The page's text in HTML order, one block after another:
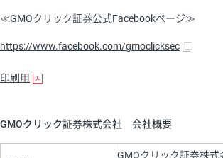
≪GMOクリック証券公式Facebookページ≫
https://www.facebook.com/gmoclicksec
印刷用
GMOクリック証券株式会社 会社概要
GMOクリック証券株